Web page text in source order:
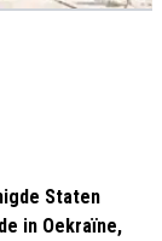
Staten
in Oekraïne,